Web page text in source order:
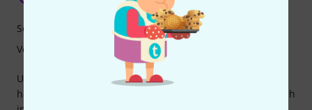
Ursprünglich wollte ich mir eine Braguinha zulegen und
habe auch hier bei Thomann angefragt, ob sie eine für mich
Sound
Verarbeitung